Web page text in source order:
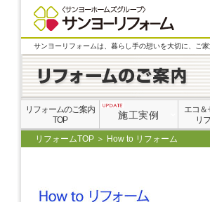
サンヨーリフォームは、暮らし手の想いを大切に、ご
リフォームのご案内
TOP
施工実例
エコ＆
リ
リフォームTOP ＞ How to リフォーム